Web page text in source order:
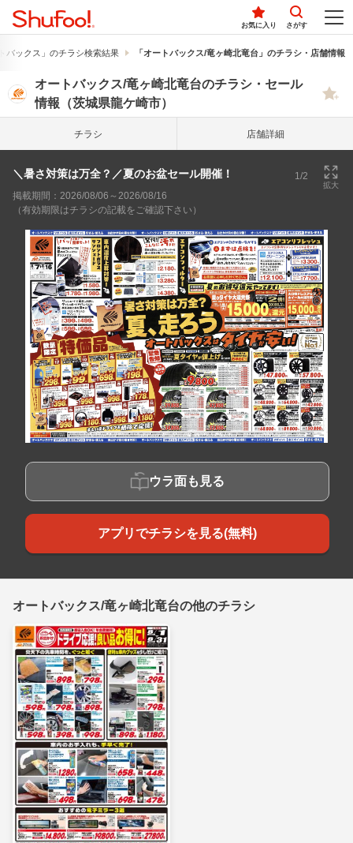
お気に入り さがす
バックス」のチラシ検索結果 「オートバックス/竜ヶ崎北竜台」のチラシ・店舗情報
オートバックス/竜ヶ崎北竜台のチラシ・セール
情報（茨城県龍ケ崎市）
チラシ 店舗詳細
＼暑さ対策は万全？／夏のお盆セール開催！ 1/2
拡大
掲載期間：2026/08/06～2026/08/16
（有効期限はチラシの記載をご確認下さい）
ウラ面も見る
アプリでチラシを見る(無料)
オートバックス/竜ヶ崎北竜台の他のチラシ